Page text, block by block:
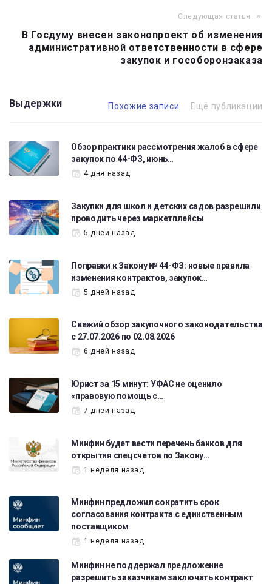
Следующая статья
В Госдуму внесен законопроект об изменения
административной ответственности в сфере
закупок и гособоронзаказа
Выдержки Похожие записи Ещё публикации
Обзор практики рассмотрения жалоб в сфере
закупок по 44-ФЗ, июнь…
4 дня назад
Закупки для школ и детских садов разрешили
проводить через маркетплейсы
5 дней назад
Поправки к Закону № 44-ФЗ: новые правила
изменения контрактов, закупок…
5 дней назад
Свежий обзор закупочного законодательства
с 27.07.2026 по 02.08.2026
6 дней назад
Юрист за 15 минут: УФАС не оценило
«правовую помощь с…
7 дней назад
Минфин будет вести перечень банков для
открытия спецсчетов по Закону…
1 неделя назад
Минфин предложил сократить срок
согласования контракта с единственным
поставщиком
1 неделя назад
Минфин не поддержал предложение
разрешить заказчикам заключать контракт